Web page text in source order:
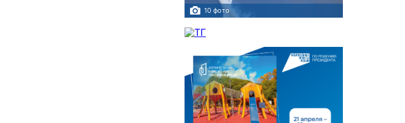
10 фото